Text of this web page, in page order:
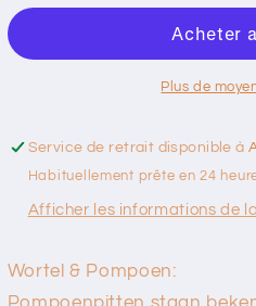
Dental
Wortel
Sticks:
Wortel
Plus de
Service de retrait disponible à
Habituellement prête en 24
Afficher les informations de
Wortel & Pompoen: